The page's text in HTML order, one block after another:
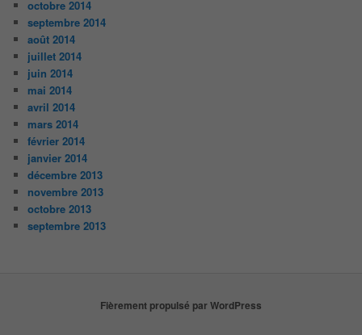
octobre 2014
septembre 2014
août 2014
juillet 2014
juin 2014
mai 2014
avril 2014
mars 2014
février 2014
janvier 2014
décembre 2013
novembre 2013
octobre 2013
septembre 2013
Fièrement propulsé par WordPress